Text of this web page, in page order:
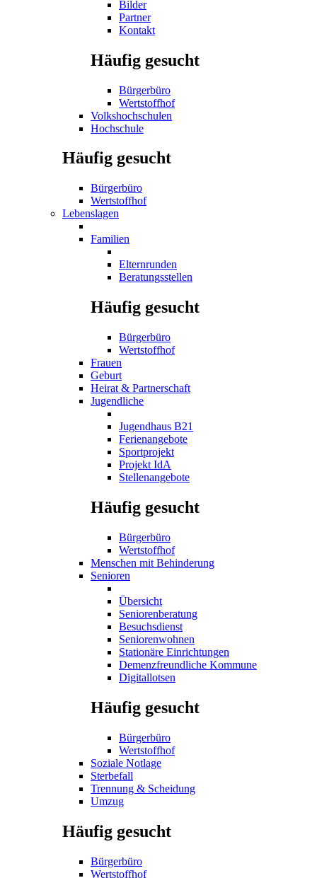
Bilder
Partner
Kontakt
Häufig gesucht
Bürgerbüro
Wertstoffhof
Volkshochschulen
Hochschule
Häufig gesucht
Bürgerbüro
Wertstoffhof
Lebenslagen
Familien
Elternrunden
Beratungsstellen
Häufig gesucht
Bürgerbüro
Wertstoffhof
Frauen
Geburt
Heirat & Partnerschaft
Jugendliche
Jugendhaus B21
Ferienangebote
Sportprojekt
Projekt IdA
Stellenangebote
Häufig gesucht
Bürgerbüro
Wertstoffhof
Menschen mit Behinderung
Senioren
Übersicht
Seniorenberatung
Besuchsdienst
Seniorenwohnen
Stationäre Einrichtungen
Demenzfreundliche Kommune
Digitallotsen
Häufig gesucht
Bürgerbüro
Wertstoffhof
Soziale Notlage
Sterbefall
Trennung & Scheidung
Umzug
Häufig gesucht
Bürgerbüro
Wertstoffhof